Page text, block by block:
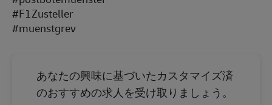
#F1Zusteller
#muenstgrev
あなたの興味に基づいたカスタマイズ済
のおすすめの求人を受け取りましょう。